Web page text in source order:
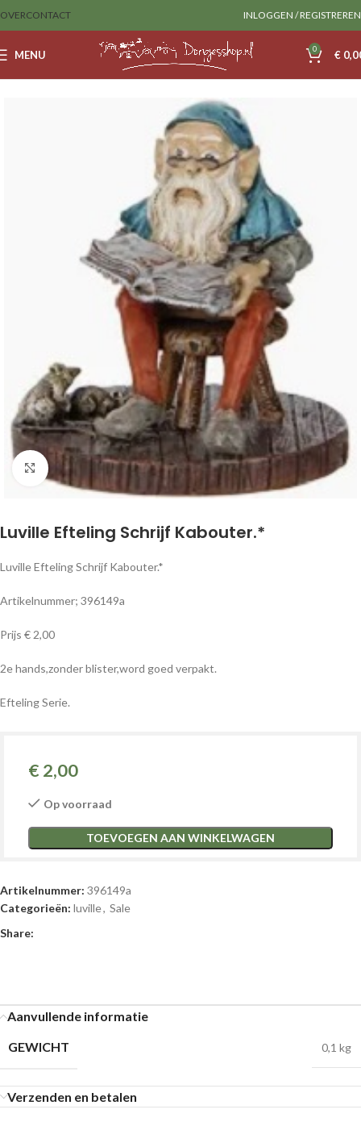
OVERCONTACT INLOGGEN / REGISTREREN
MENU 0 €
Klik om te vergroten
Luville Efteling Schrijf Kabouter.*
Luville Efteling Schrijf Kabouter.*
Artikelnummer; 396149a
Prijs € 2,00
2e hands,zonder blister,word goed verpakt.
Efteling Serie.
€ 2,00
Op voorraad
TOEVOEGEN AAN WINKELWAGEN
Artikelnummer: 396149a
Categorieën: luville, Sale
Share:
Aanvullende informatie
GEWICHT
0,1 kg
Verzenden en betalen